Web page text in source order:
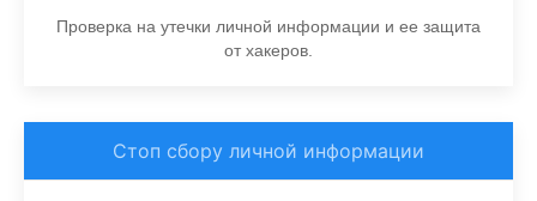
Проверка на утечки личной информации и ее защита
от хакеров.
Стоп сбору личной информации